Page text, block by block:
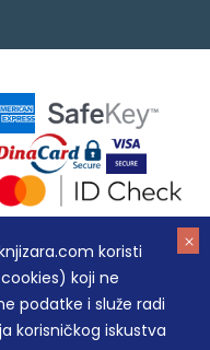
koristi
koji ne
podatke i služe radi
korisničkog iskustva
DOO BEOGRAD
MB: 20337524